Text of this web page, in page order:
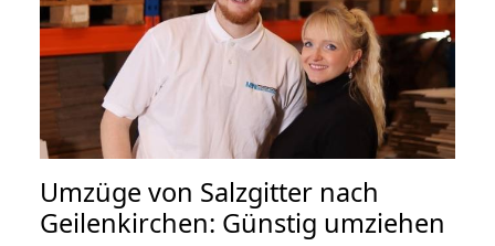
Umzüge von Salzgitter nach
Geilenkirchen: Günstig umziehen